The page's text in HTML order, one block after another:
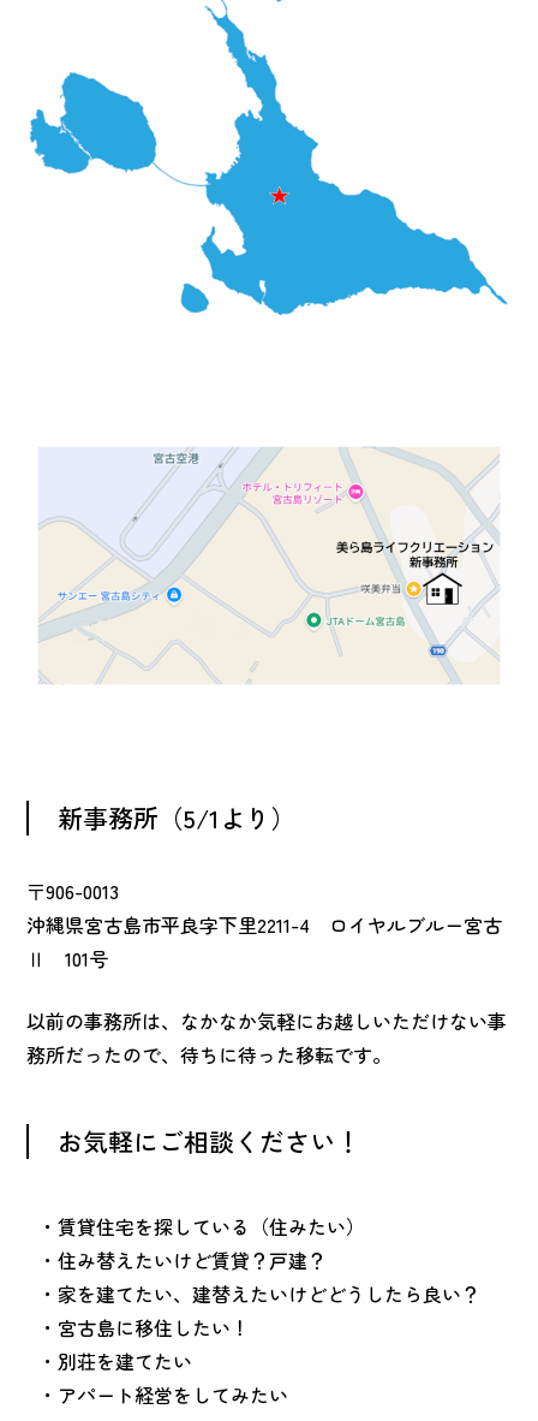
新事務所（5/1より）
〒906-0013
沖縄県宮古島市平良字下里2211-4 ロイヤルブルー宮古
Ⅱ 101号
以前の事務所は、なかなか気軽にお越しいただけない事
務所だったので、待ちに待った移転です。
お気軽にご相談ください！
・賃貸住宅を探している（住みたい）
・住み替えたいけど賃貸？戸建？
・家を建てたい、建替えたいけどどうしたら良い？
・宮古島に移住したい！
・別荘を建てたい
・アパート経営をしてみたい